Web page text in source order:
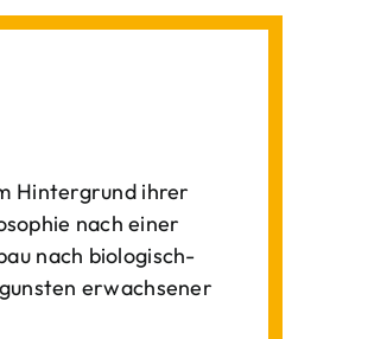
Hintergrund ihrer
nach einer
nach biologisch-
erwachsener